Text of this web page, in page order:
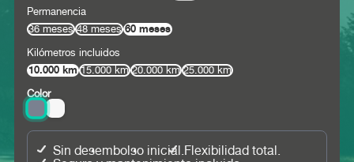
Permanencia
36 meses
48 meses 60 meses
Kilómetros incluidos
10.000 km 15.000 km 20.000 km
25.000 km
Color
Sin desembolso inicial.Flexibilidad total.